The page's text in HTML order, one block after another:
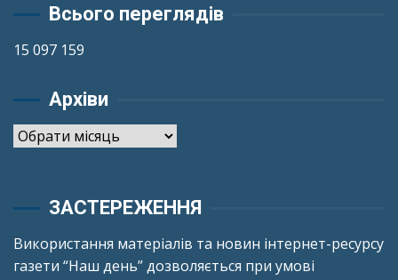
Всього переглядів
15 097 159
Архіви
Архіви
ЗАСТЕРЕЖЕННЯ
Використання матеріалів та новин інтернет-ресурсу
газети “Наш день” дозволяється при умові